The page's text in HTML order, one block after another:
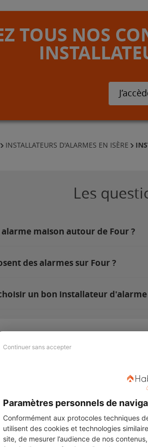
Continuer sans accepter
Paramètres personnels de
Conformément aux protocoles techniques
utilisent des cookies et technologies
site, de mesurer l’audience de nos
TOUS NOS
INSTALLATEURS D'ALARMES EN ISÈRE
Les
maison autour de Four ?
des alarmes sur Four ?
un bon installateur d'alarme
Pro
ça marche
Mobile
espace
des chantiers
Revue de presse